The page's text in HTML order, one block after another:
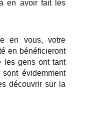
en avoir fait les
en vous, votre
en bénéficieront
les gens ont tant
évidemment
découvrir sur la